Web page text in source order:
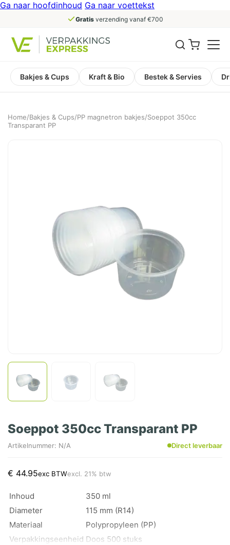
Ga naar hoofdinhoud Ga naar voettekst
Gratisverzending vanaf €700
Bakjes & Cups Kraft & Bio Bestek & Servies
Home/Bakjes & Cups/PP magnetron bakjes/Soeppot 350cc
Transparant PP
Soeppot 350cc Transparant PP
Artikelnummer: N/A Direct leverbaar
€ 44.95exc BTWexcl. 21% btw
Inhoud
350 ml
Diameter
115 mm (R14)
Materiaal
Polypropyleen (PP)
Verpakkingseenheid Doos 500 stuks